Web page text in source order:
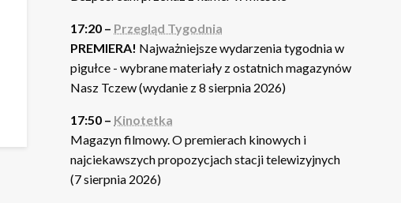
17:20 – Przegląd Tygodnia
PREMIERA! Najważniejsze wydarzenia tygodnia w
pigułce - wybrane materiały z ostatnich magazynów
Nasz Tczew (wydanie z 8 sierpnia 2026)
17:50 – Kinotetka
Magazyn filmowy. O premierach kinowych i
najciekawszych propozycjach stacji telewizyjnych
(7 sierpnia 2026)